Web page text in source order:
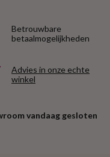
Betrouwbare
betaalmogelijkheden
Advies in onze echte
winkel
vandaag gesloten